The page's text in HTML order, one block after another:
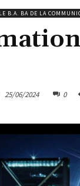
LE B.A. BA DE LA
25/06/2024 0